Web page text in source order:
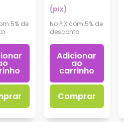
5% de
(pix)
No PIX com 5% de
desconto
Adicionar
ao
carrinho
Comprar